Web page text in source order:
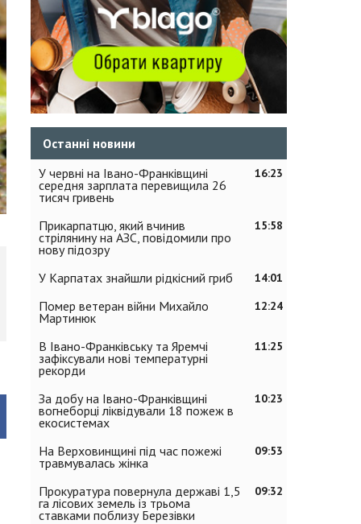
Останні новини
16:23
У червні на Івано-Франківщині
середня зарплата перевищила 26
тисяч гривень
15:58
Прикарпатцю, який вчинив
стрілянину на АЗС, повідомили про
нову підозру
14:01
У Карпатах знайшли рідкісний гриб
12:24
Помер ветеран війни Михайло
Мартинюк
11:25
В Івано-Франківську та Яремчі
зафіксували нові температурні
рекорди
10:23
За добу на Івано-Франківщині
вогнеборці ліквідували 18 пожеж в
екосистемах
09:53
На Верховинщині під час пожежі
травмувалась жінка
09:32
Прокуратура повернула державі 1,5
га лісових земель із трьома
ставками поблизу Березівки